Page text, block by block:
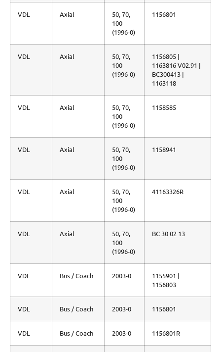
VDL Axial
50, 70,
100
(1996-0)
1156801
VDL Axial
50, 70,
100
(1996-0)
1156805 |
1163816 V02.91 |
BC300413 |
1163118
VDL Axial
50, 70,
100
(1996-0)
1158585
VDL Axial
50, 70,
100
(1996-0)
1158941
VDL Axial
50, 70,
100
(1996-0)
41163326R
VDL Axial
50, 70,
100
(1996-0)
BC 30 02 13
VDL Bus / Coach 2003-0
1155901 |
1156803
VDL Bus / Coach 2003-0 1156801
VDL Bus / Coach 2003-0 1156801R